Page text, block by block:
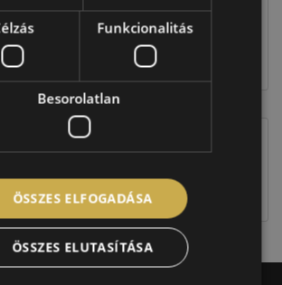
címke adatok tájékoztató
abroncs kerül kiszállításra.
Funkcionalitás
Besorolatlan
ÖSSZES ELFOGADÁSA
ÖSSZES ELUTASÍTÁSA